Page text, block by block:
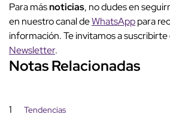
Para másnoticias, no dudes en
en nuestro canal deWhatsApppara
información. Te invitamos a suscribirte
Newsletter.
Notas Relacionadas
1 Tendencias